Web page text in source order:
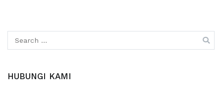
for:
HUBUNGI KAMI